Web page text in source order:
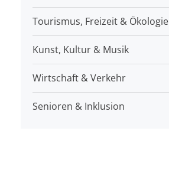
Tourismus, Freizeit & Ökologie
Kunst, Kultur & Musik
Wirtschaft & Verkehr
Senioren & Inklusion